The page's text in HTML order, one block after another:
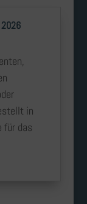
in
für das